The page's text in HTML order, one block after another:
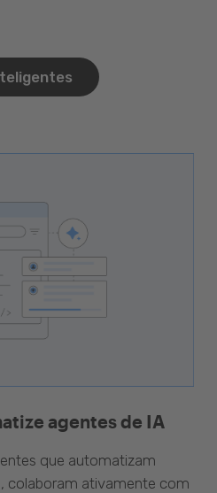
agentes de IA
que automatizam
colaboram ativamente com